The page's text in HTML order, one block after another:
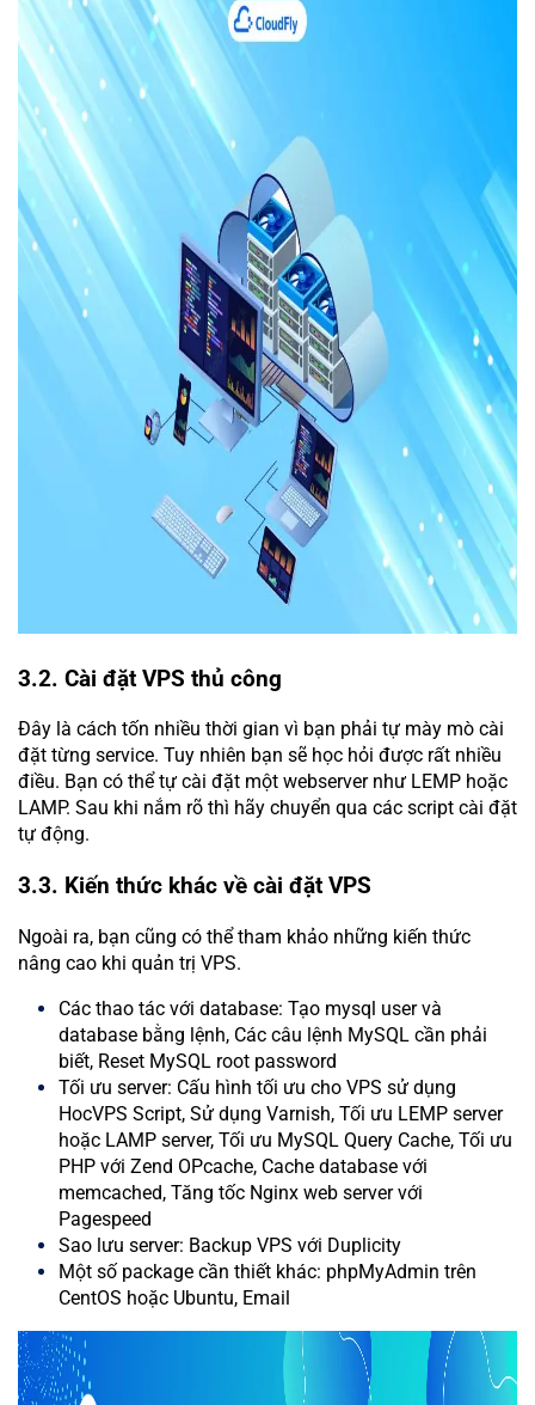
3.2. Cài đặt VPS thủ công
Đây là cách tốn nhiều thời gian vì bạn phải tự mày mò cài
đặt từng service. Tuy nhiên bạn sẽ học hỏi được rất nhiều
điều. Bạn có thể tự cài đặt một webserver như LEMP hoặc
LAMP. Sau khi nắm rõ thì hãy chuyển qua các script cài đặt
tự động.
3.3. Kiến thức khác về cài đặt VPS
Ngoài ra, bạn cũng có thể tham khảo những kiến thức
nâng cao khi quản trị VPS.
Các thao tác với database: Tạo mysql user và
database bằng lệnh, Các câu lệnh MySQL cần phải
biết, Reset MySQL root password
Tối ưu server: Cấu hình tối ưu cho VPS sử dụng
HocVPS Script, Sử dụng Varnish, Tối ưu LEMP server
hoặc LAMP server, Tối ưu MySQL Query Cache, Tối ưu
PHP với Zend OPcache, Cache database với
memcached, Tăng tốc Nginx web server với
Pagespeed
Sao lưu server: Backup VPS với Duplicity
Một số package cần thiết khác: phpMyAdmin trên
CentOS hoặc Ubuntu, Email